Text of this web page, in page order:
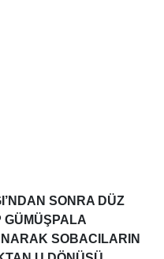
SONRA DÜZ
GÜMÜŞPALA
SOBACILARIN